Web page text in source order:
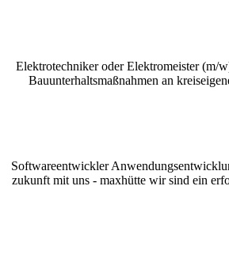
Elektrotechniker oder Elektromeister (m/
Bauunterhaltsmaßnahmen an
Softwareentwickler
zukunft mit uns - maxhütte wir sind ein